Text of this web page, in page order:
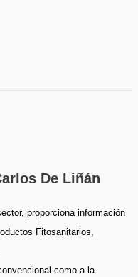
De Liñán
proporciona información
Fitosanitarios,
como a la